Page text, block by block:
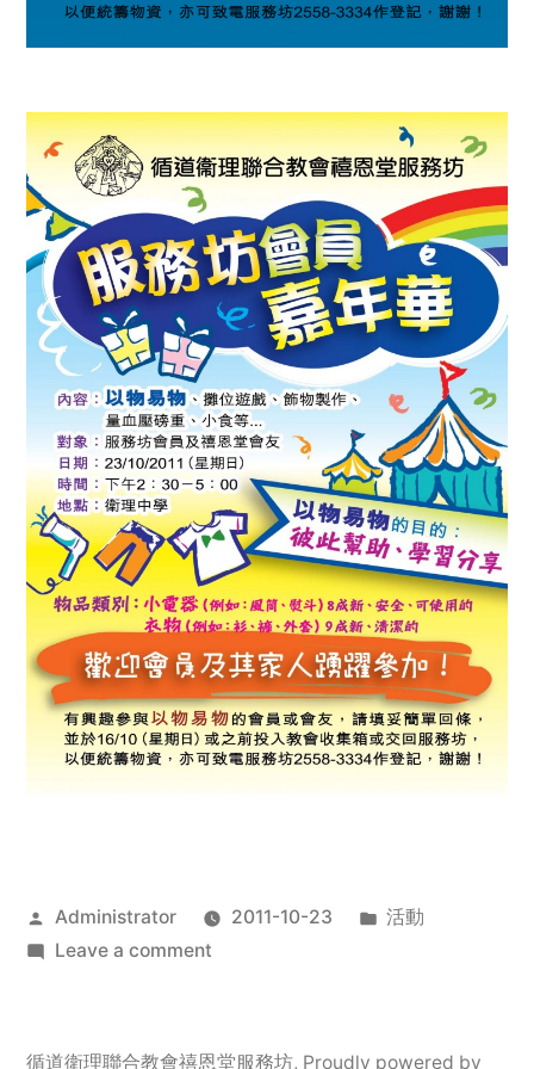
Posted
by
Administrator 2011-10-23
Posted
活動
Leave a commenton
服
循道衛理聯合教會禧恩堂服務坊, Proudly powered by